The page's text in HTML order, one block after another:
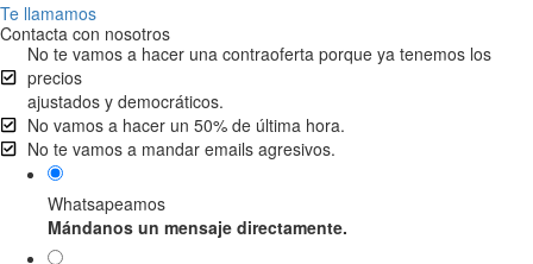
Te llamamos
Contacta con nosotros
No te vamos a hacer una contraoferta porque ya tenemos los
precios
ajustados y democráticos.
No vamos a hacer un 50% de última hora.
No te vamos a mandar emails agresivos.
Whatsapeamos
Mándanos un mensaje directamente.